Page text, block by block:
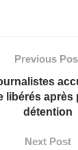
Previous
libérés après
détention
Next Post